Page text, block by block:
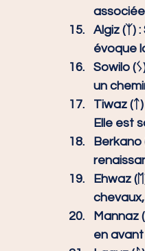
Algiz (ᛉ) :
évoque
Sowilo
un
Tiwaz (ᛏ)
Elle est
Berkano
Ehwaz
Mannaz
en